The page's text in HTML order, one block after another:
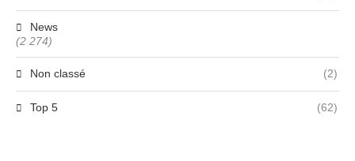
News
(2 274)
Non classé (2)
Top 5 (62)